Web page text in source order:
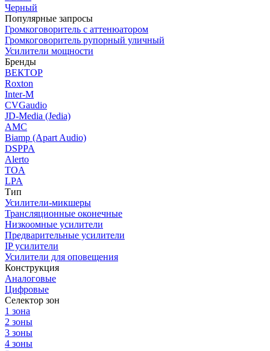
Черный
Популярные запросы
Громкоговоритель с аттенюатором
Громкоговоритель рупорный уличный
Усилители мощности
Бренды
ВЕКТОР
Roxton
Inter-M
CVGaudio
JD-Media (Jedia)
AMC
Biamp (Apart Audio)
DSPPA
Alerto
TOA
LPA
Тип
Усилители-микшеры
Трансляционные оконечные
Низкоомные усилители
Предварительные усилители
IP усилители
Усилители для оповещения
Конструкция
Аналоговые
Цифровые
Селектор зон
1 зона
2 зоны
3 зоны
4 зоны